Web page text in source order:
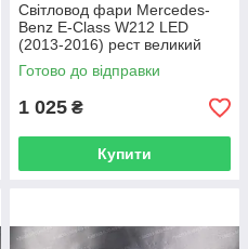
Світловод фари Mercedes-
Benz E-Class W212 LED
(2013-2016) рест великий
зовнішній лівий
Готово до відправки
1 025 ₴
Купити